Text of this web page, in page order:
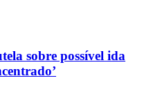
sobre possível ida